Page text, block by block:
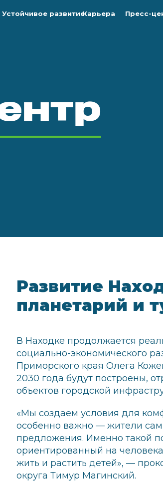
Устойчивое развитиеКарьера Пресс-
Развитие
планетарий и
В Находке продолжается
социально-экономического
Приморского края Олега
2030 года будут построены,
объектов городской
«Мы создаем условия для
особенно важно — жители
предложения. Именно такой
ориентированный на
жить и растить детей», —
округа Тимур Магинский.